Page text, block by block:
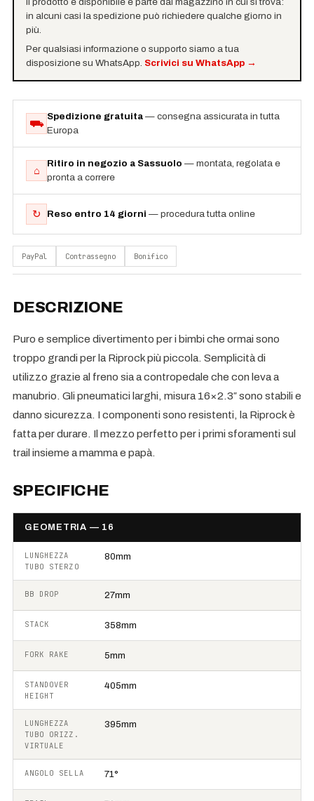
in alcuni casi la spedizione può richiedere qualche giorno in
più.
Per qualsiasi informazione o supporto siamo a tua
disposizione su WhatsApp. Scrivici su WhatsApp→
⛟
Spedizione gratuita — consegna assicurata in tutta
Europa
⌂
Ritiro in negozio a Sassuolo — montata, regolata e
pronta a correre
↻ Reso entro 14 giorni — procedura tutta online
PayPal Contrassegno Bonifico
DESCRIZIONE
Puro e semplice divertimento per i bimbi che ormai sono
troppo grandi per la Riprock più piccola. Semplicità di
utilizzo grazie al freno sia a contropedale che con leva a
manubrio. Gli pneumatici larghi, misura 16×2.3″ sono stabili e
danno sicurezza. I componenti sono resistenti, la Riprock è
fatta per durare. Il mezzo perfetto per i primi sforamenti sul
trail insieme a mamma e papà.
SPECIFICHE
GEOMETRIA — 16
LUNGHEZZA
TUBO STERZO
80mm
BB DROP 27mm
STACK 358mm
FORK RAKE 5mm
STANDOVER
HEIGHT
405mm
LUNGHEZZA
TUBO ORIZZ.
VIRTUALE
395mm
ANGOLO SELLA 71°